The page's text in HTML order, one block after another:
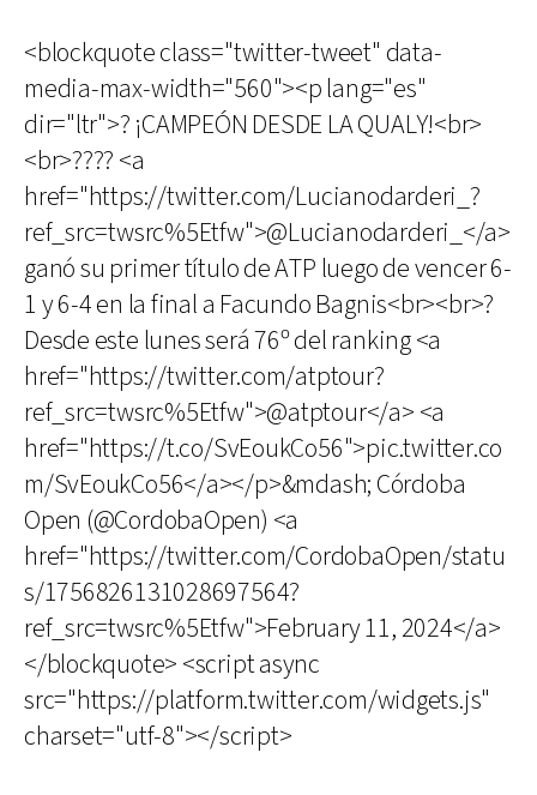
<blockquote class="twitter-tweet" data-
media-max-width="560"><p lang="es"
dir="ltr">? ¡CAMPEÓN DESDE LA QUALY!<br>
<br>???? <a
href="https://twitter.com/Lucianodarderi_?
ref_src=twsrc%5Etfw">@Lucianodarderi_</a>
ganó su primer título de ATP luego de vencer 6-
1 y 6-4 en la final a Facundo Bagnis<br><br>?
Desde este lunes será 76º del ranking <a
href="https://twitter.com/atptour?
ref_src=twsrc%5Etfw">@atptour</a> <a
href="https://t.co/SvEoukCo56">pic.twitter.co
m/SvEoukCo56</a></p>&mdash; Córdoba
Open (@CordobaOpen) <a
href="https://twitter.com/CordobaOpen/statu
s/1756826131028697564?
ref_src=twsrc%5Etfw">February 11, 2024</a>
</blockquote> <script async
src="https://platform.twitter.com/widgets.js"
charset="utf-8"></script>